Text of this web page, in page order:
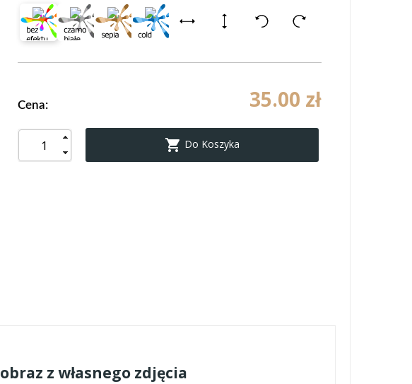
Cena: 35.00 zł
 Do Koszyka
obraz z własnego zdjęcia